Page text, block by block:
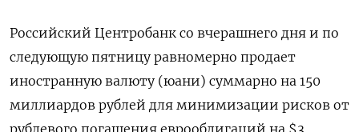
Российский Центробанк со вчерашнего дня и по
следующую пятницу равномерно продает
иностранную валюту (юани) суммарно на 150
миллиардов рублей для минимизации рисков от
рублевого погашения еврооблигаций на $3